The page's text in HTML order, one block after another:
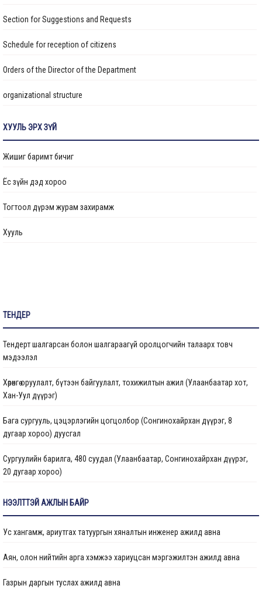
Section for Suggestions and Requests
Schedule for reception of citizens
Orders of the Director of the Department
organizational structure
Бараа ажил үйлчилгээ
Газрын даргын тушаал
Барилгын ажлын мэдээ
Санхүүжилтийн мэдээлэл
ХУУЛЬ ЭРХ ЗҮЙ
Жишиг баримт бичиг
Ёс зүйн дэд хороо
Тогтоол дүрэм журам захирамж
Хууль
ТЕНДЕР
Тендерт шалгарсан болон шалгараагүй оролцогчийн талаарх товч
мэдээлэл
Хөрөнгө оруулалт, бүтээн байгуулалт, тохижилтын ажил (Улаанбаатар хот,
Хан-Уул дүүрэг)
Бага сургууль, цэцэрлэгийн цогцолбор (Сонгинохайрхан дүүрэг, 8
дугаар хороо) дуусгал
Сургуулийн барилга, 480 суудал (Улаанбаатар, Сонгинохайрхан дүүрэг,
20 дугаар хороо)
Цэцэрлэгийн барилга, 150 ор (Улаанбаатар хот, Сонгинохайрхан дүүрэг,
Арьс ширний ажилчдын орон сууцны барилгын их засварын ажил
хороо)
НЭЭЛТТЭЙ АЖЛЫН БАЙР
Ус хангамж, ариутгах татуургын хяналтын инженер ажилд авна
Аян, олон нийтийн арга хэмжээ хариуцсан мэргэжилтэн ажилд авна
Газрын даргын туслах ажилд авна